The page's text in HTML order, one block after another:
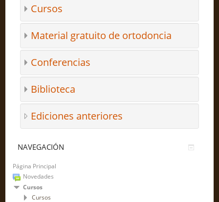
Cursos
Material gratuito de ortodoncia
Conferencias
Biblioteca
Ediciones anteriores
NAVEGACIÓN
Página Principal
Novedades
Cursos
Cursos